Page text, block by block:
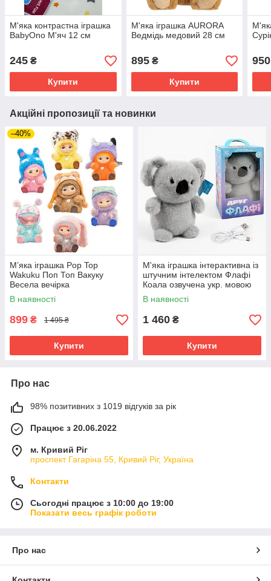
М'яка контрастна іграшка
BabyOno М'яч 12 см
245 ₴
Купити
М'яка іграшка AURORA
Ведмідь медовий 28 см
895₴
Купити
950
Акційні пропозиції та новинки
–40%
Мʼяка іграшка Pop Top
Wakuku Поп Топ Вакуку
Весела вечірка
В наявності
899 ₴ 1 495 ₴
Купити
М'яка іграшка інтерактивна із
штучним інтелектом Флафі
Коала озвучена укр. мовою
В наявності
1 460 ₴
Купити
Про нас
98% позитивних з 1019 відгуків за рік
Працює з 20.06.2022
м. Кривий Ріг
проспект Гагаріна 55, Кривий Ріг, Україна
Контакти
Сьогодні працює з 10:00 до 19:00
Показати весь графік роботи
Про нас